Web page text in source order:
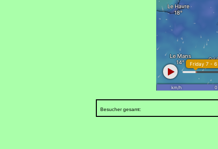
Besucher gesamt: